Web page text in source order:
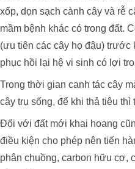
xốp, dọn sạch cành cây và rễ
mầm bệnh khác có trong đất.
(ưu tiên các cây họ đậu) trước
phục hồi lại hệ vi sinh có lợi
Trong thời gian canh tác cây
cây trụ sống, để khi thả tiêu thì
Đối với đất mới khai hoang
điều kiện cho phép nên tiến
phân chuồng, carbon hữu cơ,